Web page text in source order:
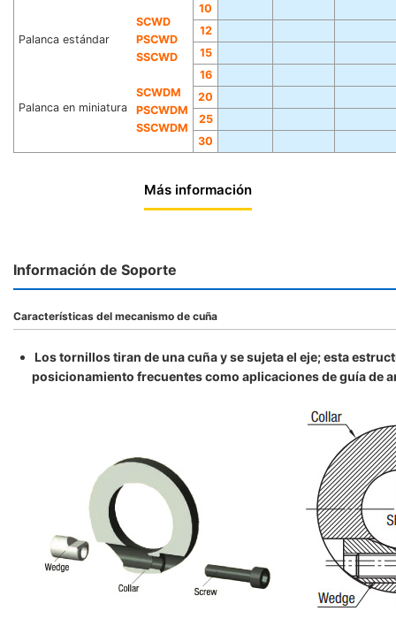
Palanca estándar
SCWD
PSCWD
SSCWD
SCWDM
PSCWDM
SSCWDM
10
12
15
Palanca en miniatura
16
20
25
30
Más información
Información de Soporte
Características del mecanismo de cuña
Los tornillos tiran de una cuña y se sujeta el eje; esta
posicionamiento frecuentes como aplicaciones de guía de